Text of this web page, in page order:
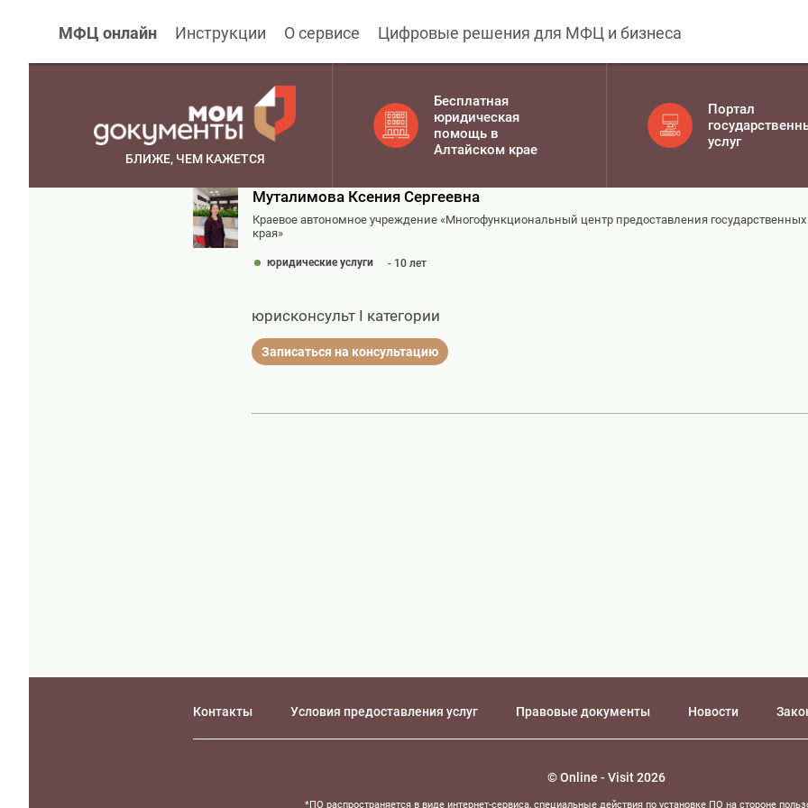
МФЦ онлайн Инструкции О сервисе Цифровые решения для МФЦ и бизнеса
БЛИЖЕ, ЧЕМ КАЖЕТСЯ
Бесплатная
юридическая
помощь в
Алтайском крае
Портал
услуг
Муталимова Ксения Сергеевна
Краевое автономное учреждение «Многофункциональный центр предоставления
края»
юридические услуги - 10 лет
юрисконсульт I категории
Записаться на консультацию
Контакты Условия предоставления услуг Правовые документы Новости
© Online - Visit 2026
*ПО распространяется в виде интернет-сервиса, специальные действия по установке ПО на стороне